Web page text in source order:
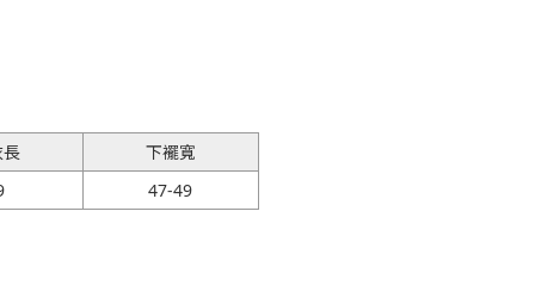
長
下襬寬
47-49